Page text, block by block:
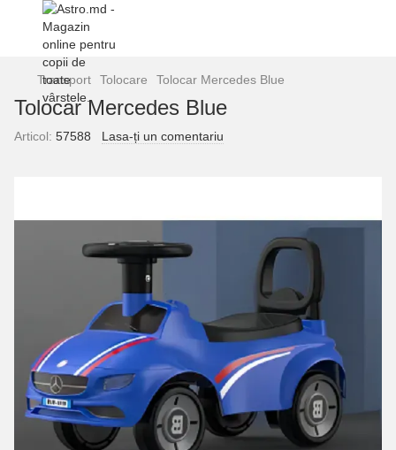
Transport Tolocare Tolocar Mercedes Blue
Tolocar Mercedes Blue
Articol: 57588 Lasa-ți un comentariu